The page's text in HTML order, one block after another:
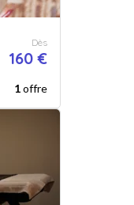
Dès
160 €
1offre